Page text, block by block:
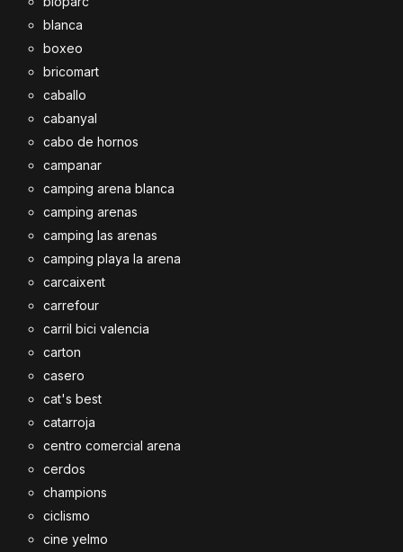
blanca
boxeo
bricomart
caballo
cabanyal
cabo de hornos
campanar
camping arena blanca
camping arenas
camping las arenas
camping playa la arena
carcaixent
carrefour
carril bici valencia
carton
casero
cat's best
catarroja
centro comercial arena
cerdos
champions
ciclismo
cine yelmo